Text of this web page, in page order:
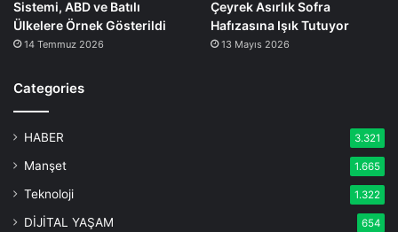
Sistemi, ABD ve Batılı
Ülkelere Örnek Gösterildi
14 Temmuz 2026
Çeyrek Asırlık Sofra
Hafızasına Işık Tutuyor
13 Mayıs 2026
Categories
HABER 3.321
Manşet 1.665
Teknoloji 1.322
DİJİTAL YAŞAM 654